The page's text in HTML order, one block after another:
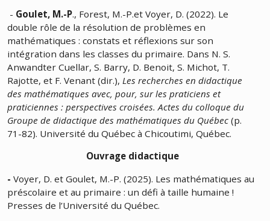
- Goulet, M.-P., Forest, M.-P.et Voyer, D. (2022). Le
double rôle de la résolution de problèmes en
mathématiques : constats et réflexions sur son
intégration dans les classes du primaire. Dans N. S.
Anwandter Cuellar, S. Barry, D. Benoit, S. Michot, T.
Rajotte, et F. Venant (dir.), Les recherches en didactique
des mathématiques avec, pour, sur les praticiens et
praticiennes : perspectives croisées. Actes du colloque du
Groupe de didactique des mathématiques du Québec (p.
71-82). Université du Québec à Chicoutimi, Québec.
Ouvrage didactique
- Voyer, D. et Goulet, M.-P. (2025). Les mathématiques au
préscolaire et au primaire : un défi à taille humaine !
Presses de l’Université du Québec.